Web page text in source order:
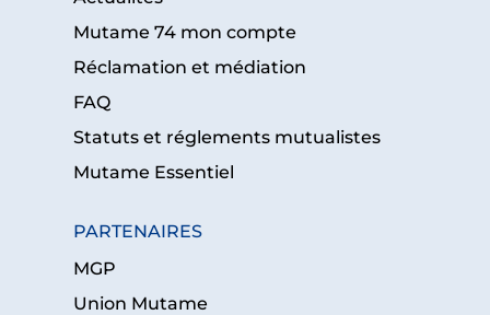
Mutame 74 mon compte
Réclamation et médiation
FAQ
Statuts et réglements mutualistes
Mutame Essentiel
PARTENAIRES
MGP
Union Mutame